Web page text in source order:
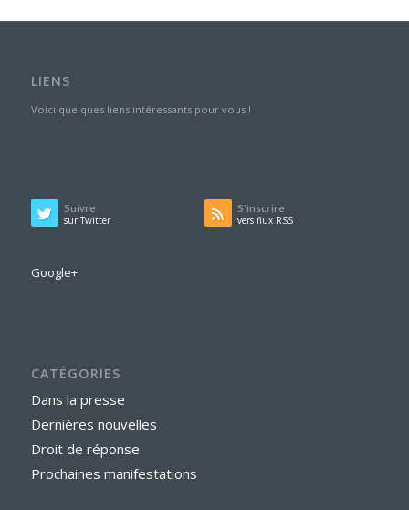
LIENS
Voici quelques liens intéressants pour vous !
Suivre
sur Twitter
S'inscrire
vers flux RSS
Google+
CATÉGORIES
Dans la presse
Dernières nouvelles
Droit de réponse
Prochaines manifestations